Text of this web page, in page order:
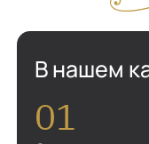
В нашем